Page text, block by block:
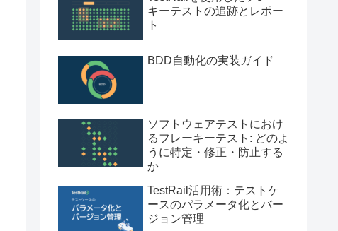
キーテストの追跡とレポー
ト
BDD自動化の実装ガイド
ソフトウェアテストにおけ
るフレーキーテスト: どのよ
うに特定・修正・防止する
か
TestRail活用術：テストケ
ースのパラメータ化とバー
ジョン管理